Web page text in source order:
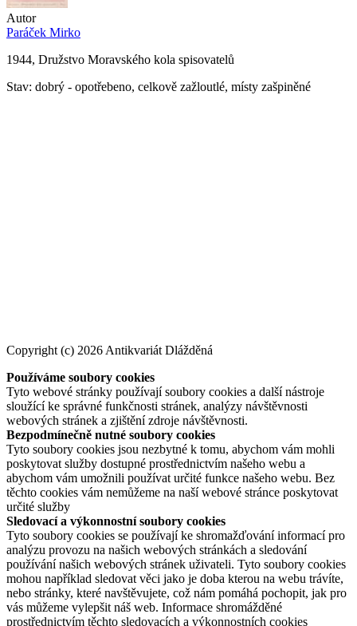
Autor
Paráček Mirko
1944, Družstvo Moravského kola spisovatelů
Stav: dobrý - opotřebeno, celkově zažloutlé, místy zašpiněné
Copyright (c) 2026 Antikvariát Dlážděná
Používáme soubory cookies
Tyto webové stránky používají soubory cookies a další nástroje
sloužící ke správné funkčnosti stránek, analýzy návštěvnosti
webových stránek a zjištění zdroje návštěvnosti.
Bezpodmínečně nutné soubory cookies
Tyto soubory cookies jsou nezbytné k tomu, abychom vám mohli
poskytovat služby dostupné prostřednictvím našeho webu a
abychom vám umožnili používat určité funkce našeho webu. Bez
těchto cookies vám nemůžeme na naší webové stránce poskytovat
určité služby
Sledovací a výkonnostní soubory cookies
Tyto soubory cookies se používají ke shromažďování informací pro
analýzu provozu na našich webových stránkách a sledování
používání našich webových stránek uživateli. Tyto soubory cookies
mohou například sledovat věci jako je doba kterou na webu trávíte,
nebo stránky, které navštěvujete, což nám pomáhá pochopit, jak pro
vás můžeme vylepšit náš web. Informace shromážděné
prostřednictvím těchto sledovacích a výkonnostních cookies